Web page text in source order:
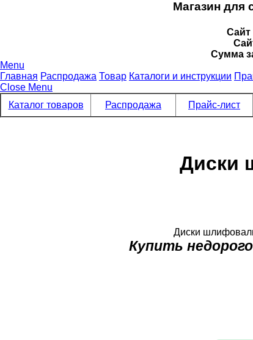
Магазин для
Сайт
Сумма
Menu
Главная Распродажа Товар Каталоги и инструкции
Close Menu
Каталог товаров
Распродажа Прайс-лист
Диски
Диски
Купить